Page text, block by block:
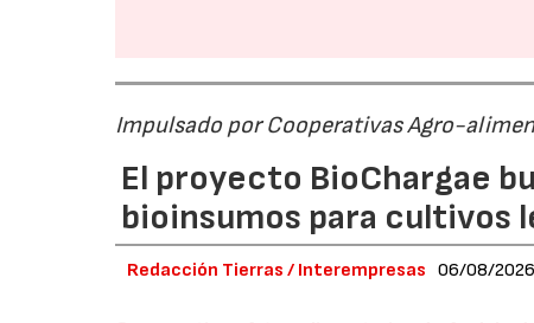
Impulsado por Cooperativas Agro-
El proyecto BioChargae
bioinsumos para cultivos
Redacción Tierras / Interempresas 06/08/2026